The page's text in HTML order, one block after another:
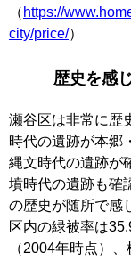
（ https://
city/price/）
歴史を感
瀬谷区は非常に歴
時代の遺跡が本郷
縄文時代の遺跡が
墳時代の遺跡も確
の歴史が随所で感
区内の緑被率は
（2004年時点）